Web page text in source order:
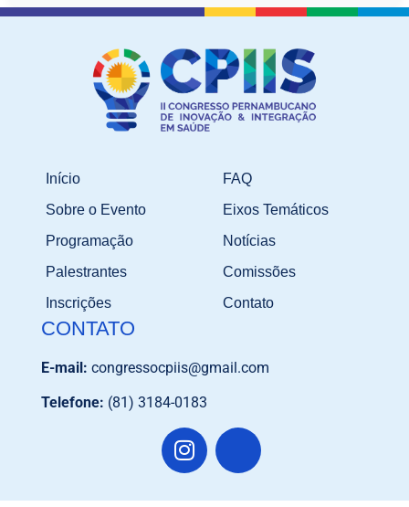
Início
Sobre o Evento
Programação
Palestrantes
Inscrições
FAQ
Eixos Temáticos
Notícias
Comissões
Contato
CONTATO
E-mail: congressocpiis@gmail.com
Telefone: (81) 3184-0183